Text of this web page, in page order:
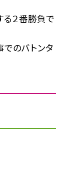
る２番勝負で
でのバトンタ